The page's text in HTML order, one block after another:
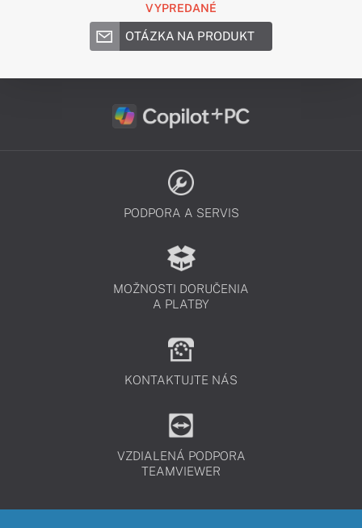
VYPREDANÉ
OTÁZKA NA PRODUKT
PODPORA A SERVIS
MOŽNOSTI DORUČENIA
A PLATBY
KONTAKTUJTE NÁS
VZDIALENÁ PODPORA
TEAMVIEWER